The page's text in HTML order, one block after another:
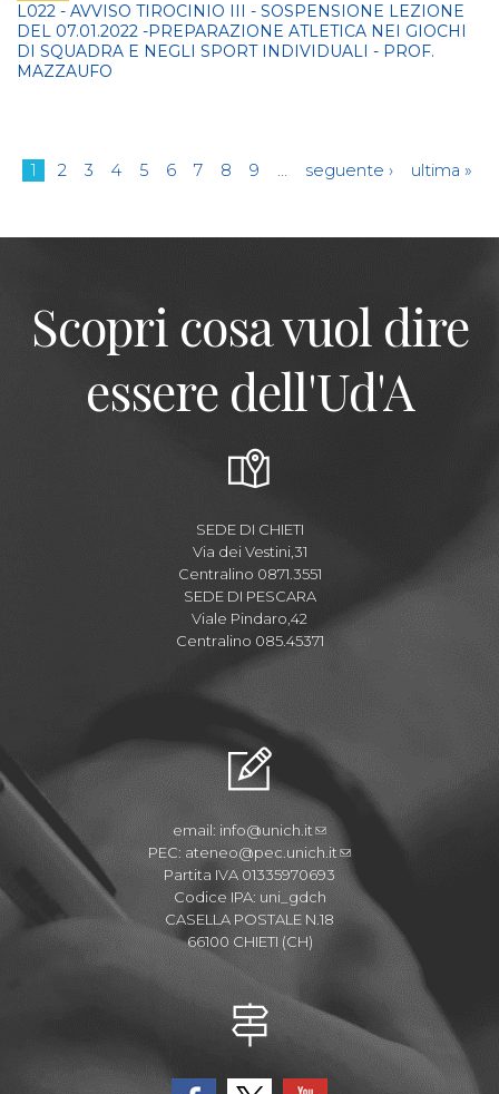
L022 - AVVISO TIROCINIO III - SOSPENSIONE LEZIONE
DEL 07.01.2022 -PREPARAZIONE ATLETICA NEI GIOCHI
DI SQUADRA E NEGLI SPORT INDIVIDUALI - PROF.
MAZZAUFO
Pagine
1 2 3 4 5 6 7 8 9 … seguente › ultima »
Scopri cosa vuol dire
essere dell'Ud'A
SEDE DI CHIETI
Via dei Vestini,31
Centralino 0871.3551
SEDE DI PESCARA
Viale Pindaro,42
Centralino 085.45371
email: info@unich.it
PEC: ateneo@pec.unich.it
Partita IVA 01335970693
Codice IPA: uni_gdch
CASELLA POSTALE N.18
66100 CHIETI (CH)